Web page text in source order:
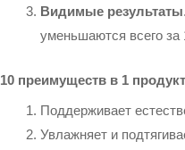
Видимые результаты
уменьшаются всего
10 преимуществ в 1
Поддерживает
Увлажняет и